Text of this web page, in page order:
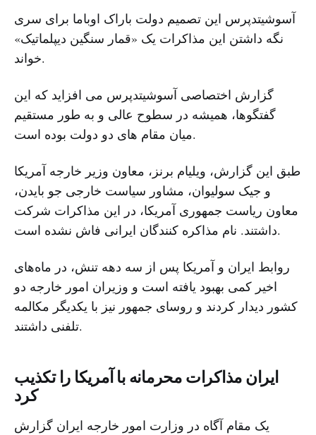
آسوشیتدپرس این تصمیم دولت باراک اوباما برای سری
نگه داشتن این مذاکرات یک «قمار سنگین دیپلماتیک»
خواند.
گزارش اختصاصی آسوشیتدپرس می افزاید که این
گفتگوها، همیشه در سطوح عالی و به طور مستقیم
میان مقام های دو دولت بوده است.
طبق این گزارش، ویلیام برنز، معاون وزیر خارجه آمریکا
و جیک سولیوان، مشاور سیاست خارجی جو بایدن،
معاون ریاست جمهوری آمریکا، در این مذاکرات شرکت
داشتند. نام مذاکره کنندگان ایرانی فاش نشده است.
روابط ایران و آمریکا پس از سه دهه تنش، در ماه‌های
اخیر کمی بهبود یافته است و وزیران امور خارجه دو
کشور دیدار کردند و روسای جمهور نیز با یکدیگر مکالمه
تلفنی داشتند.
ایران مذاکرات محرمانه با آمریکا را تکذیب
کرد
یک مقام آگاه در وزارت امور خارجه ایران گزارش